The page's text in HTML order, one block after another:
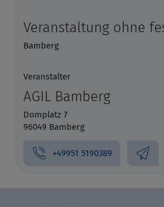
Veranstaltung ohne
Bamberg
Veranstalter
AGIL Bamberg
Domplatz 7
96049 Bamberg
+49951 5190389